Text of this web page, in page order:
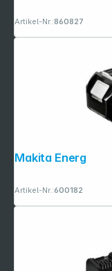
Artikel-Nr.:860827
Artikel-Nr.:600182